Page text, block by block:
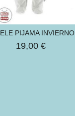
PIJAMA INVIERNO
19,00 €